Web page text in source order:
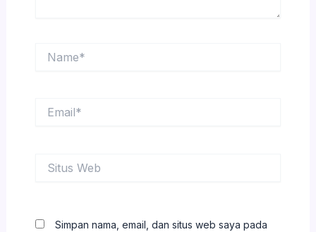
Web
Simpan nama, email, dan situs web saya pada